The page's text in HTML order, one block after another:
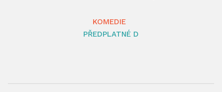
KOMEDIE
PŘEDPLATNÉ D